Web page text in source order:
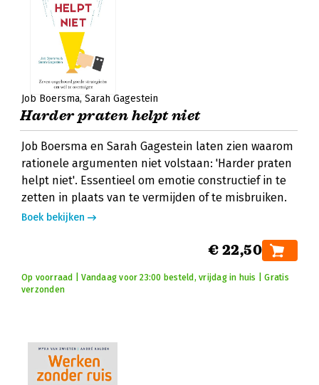
Job Boersma Sarah Gagestein
Harder praten helpt niet
Job Boersma en Sarah Gagestein laten zien waarom
rationele argumenten niet volstaan: 'Harder praten
helpt niet'. Essentieel om emotie constructief in te
zetten in plaats van te vermijden of te misbruiken.
Boek bekijken
€ 22,50
Op voorraad | Vandaag voor 23:00 besteld, vrijdag in huis | Gratis
verzonden